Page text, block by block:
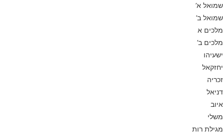
שמואל א’
שמואל ב’
מלכים א
מלכים ב’
ישעיהו
יחזקאל
זכריה
דניאל
איוב
משלי
מגילת רות